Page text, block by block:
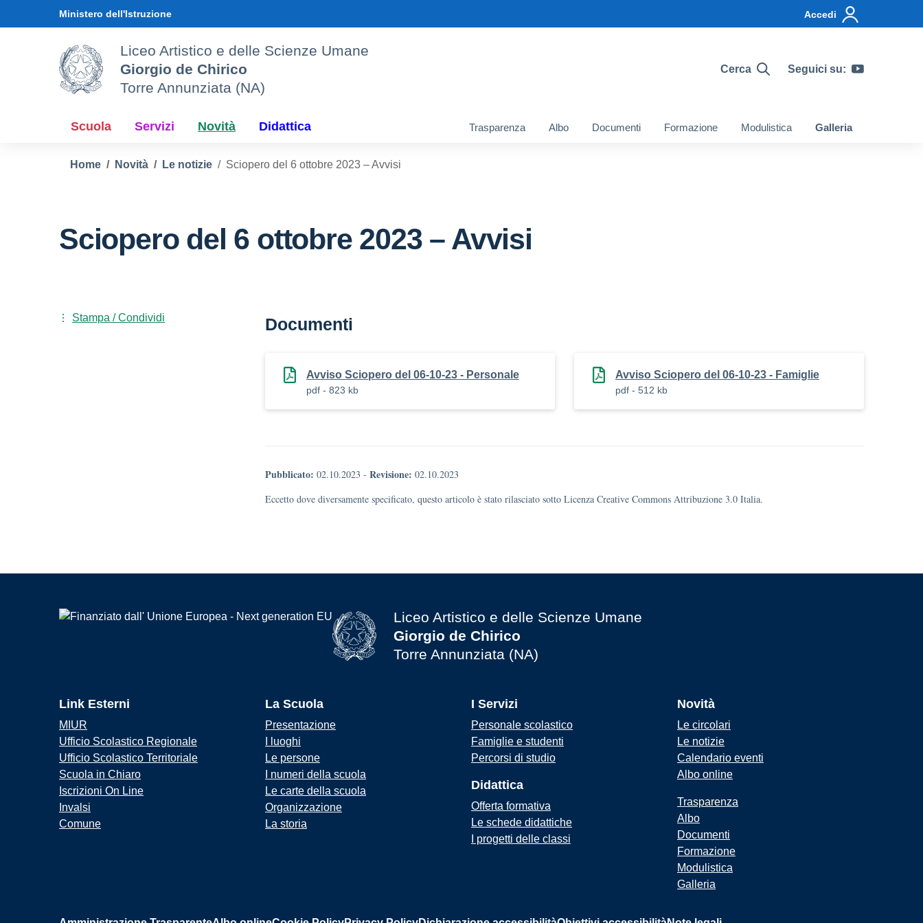
Ministero dell'Istruzione Accedi
Liceo Artistico e delle Scienze Umane
Giorgio de Chirico
Torre Annunziata (NA)
Cerca Seguici su:
Scuola Servizi Novità Didattica Trasparenza Albo Documenti Formazione Modulistica Galleria
Home Novità Le notizie Sciopero del 6 ottobre 2023 – Avvisi
Sciopero del 6 ottobre 2023 – Avvisi
Documenti
Avviso Sciopero del 06-10-23 - Personale
pdf - 823 kb
Avviso Sciopero del 06-10-23 - Famiglie
pdf - 512 kb
Pubblicato: 02.10.2023 - Revisione: 02.10.2023
Eccetto dove diversamente specificato, questo articolo è stato rilasciato sotto Licenza Creative Commons Attribuzione 3.0 Italia.
Stampa / Condividi
Liceo Artistico e delle Scienze Umane
Giorgio de Chirico
Torre Annunziata (NA)
Link Esterni
MIUR
Ufficio Scolastico Regionale
Ufficio Scolastico Territoriale
Scuola in Chiaro
Iscrizioni On Line
Invalsi
Comune
La Scuola
Presentazione
I luoghi
Le persone
I numeri della scuola
Le carte della scuola
Organizzazione
La storia
I Servizi
Personale scolastico
Famiglie e studenti
Percorsi di studio
Didattica
Offerta formativa
Le schede didattiche
I progetti delle classi
Novità
Le circolari
Le notizie
Calendario eventi
Albo online
Trasparenza
Albo
Documenti
Formazione
Modulistica
Galleria